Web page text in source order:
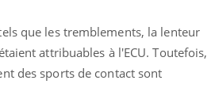
que les tremblements, la lenteur
attribuables à l'ECU. Toutefois,
des sports de contact sont